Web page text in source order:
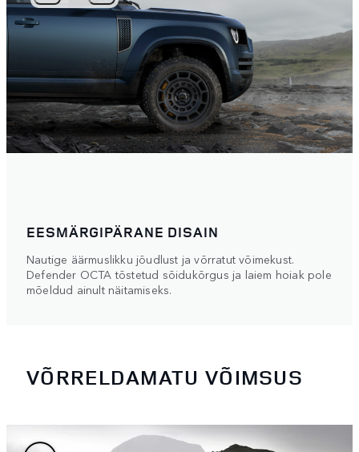
EESMÄRGIPÄRANE DISAIN
Nautige äärmuslikku jõudlust ja võrratut võimekust.
Defender OCTA tõstetud sõidukõrgus ja laiem hoiak pole
mõeldud ainult näitamiseks.
VÕRRELDAMATU VÕIMSUS